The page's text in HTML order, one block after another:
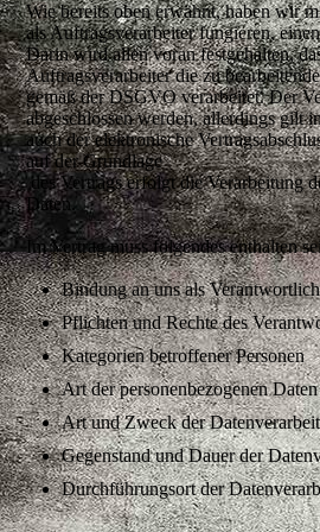
Wie bereits oben erwähnt, haben wir
als Auftragsverarbeiter fungieren,
Darin wird allen voran festgehalten,
Auftragsverarbeiter die zu
gemäß der DSGVO verarbeitet. Der
abgeschlossen werden, allerdings gilt
auch der elektronische
auf der Grundlage
des Vertrags erfolgt die Verarbeitung
Daten.
Im Vertrag muss folgendes enthalten
Bindung an uns als
Pflichten und Rechte des
Kategorien betroffener Personen
Art der personenbezogenen Daten
Art und Zweck der
Gegenstand und Dauer der
Durchführungsort der